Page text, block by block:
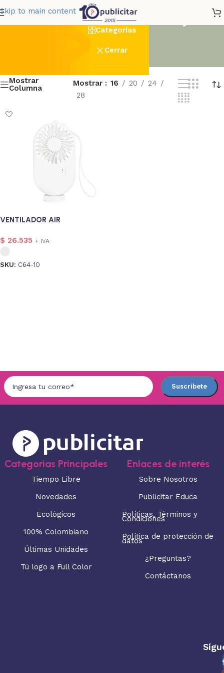
Skip to main content
Accesorios Para Viaje
Categorías
Cerrar
Mostrar
Columna
Mostrar 16 20
24
28
VENTILADOR AIR
$ 26.535 + IVA
SKU: C64-10
Categorias Principales
Tiempo Libre
Novedades
Ecológicos
100% Colombiano
Últimas Unidades
Tú logo a Full Color
Enlaces de interés
Sobre Nosotros
Publicitar Educa
Políticas, Términos y
Condiciones
Política de protección de
datos
¿Preguntas?
Contáctanos